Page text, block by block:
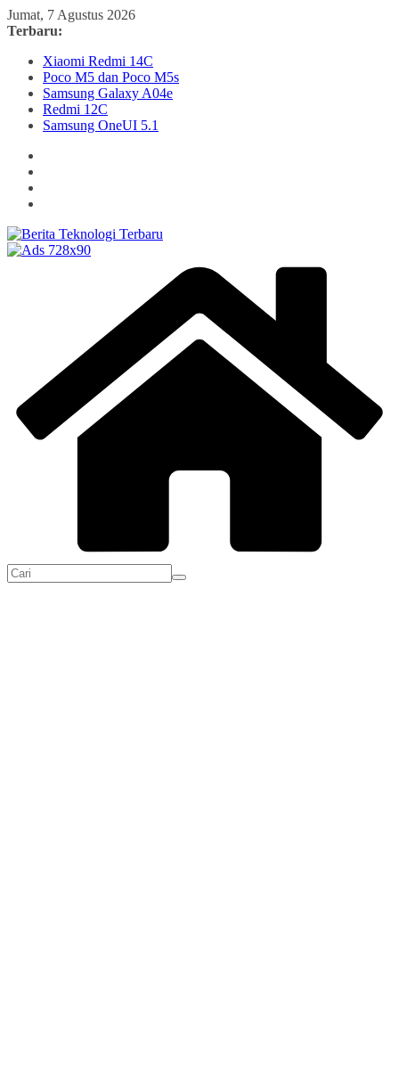
Skip
to
Jumat, 7 Agustus 2026
Terbaru:
Xiaomi Redmi 14C
Poco M5 dan Poco M5s
Samsung Galaxy A04e
Redmi 12C
Samsung OneUI 5.1